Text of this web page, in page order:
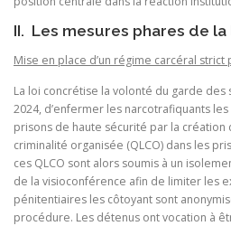
II. Les mesures phares de la
Mise en place d’un régime carcéral
La loi concrétise la volonté du garde
2024, d’enfermer les narcotrafiquants
prisons de haute sécurité par la
criminalité organisée (QLCO) dans les
ces QLCO sont alors soumis à un
de la visioconférence afin de limiter les
pénitentiaires les côtoyant sont
procédure. Les détenus ont vocation à